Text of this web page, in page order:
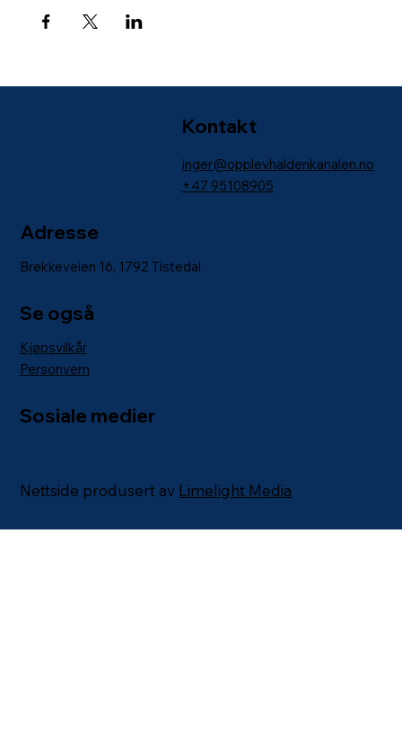
Kontakt
inger@opplevhaldenkanalen.no
+47 95108905
Adresse
Brekkeveien 16, 1792 Tistedal
Sosiale medier
Se også
Kjøpsvilkår
Personvern
Nettside produsert av Limelight Media